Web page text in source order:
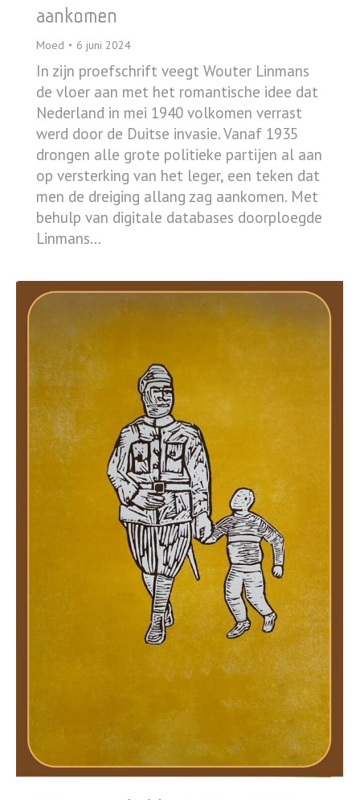
aankomen
Moed 6 juni 2024
In zijn proefschrift veegt Wouter Linmans
de vloer aan met het romantische idee dat
Nederland in mei 1940 volkomen verrast
werd door de Duitse invasie. Vanaf 1935
drongen alle grote politieke partijen al aan
op versterking van het leger, een teken dat
men de dreiging allang zag aankomen. Met
behulp van digitale databases doorploegde
Linmans…